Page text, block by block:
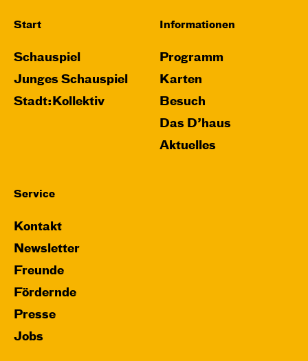
Start
Schauspiel
Junges Schauspiel
Stadt:Kollektiv
Informationen
Programm
Karten
Besuch
Das D’haus
Aktuelles
Service
Kontakt
Newsletter
Freunde
Fördernde
Presse
Jobs